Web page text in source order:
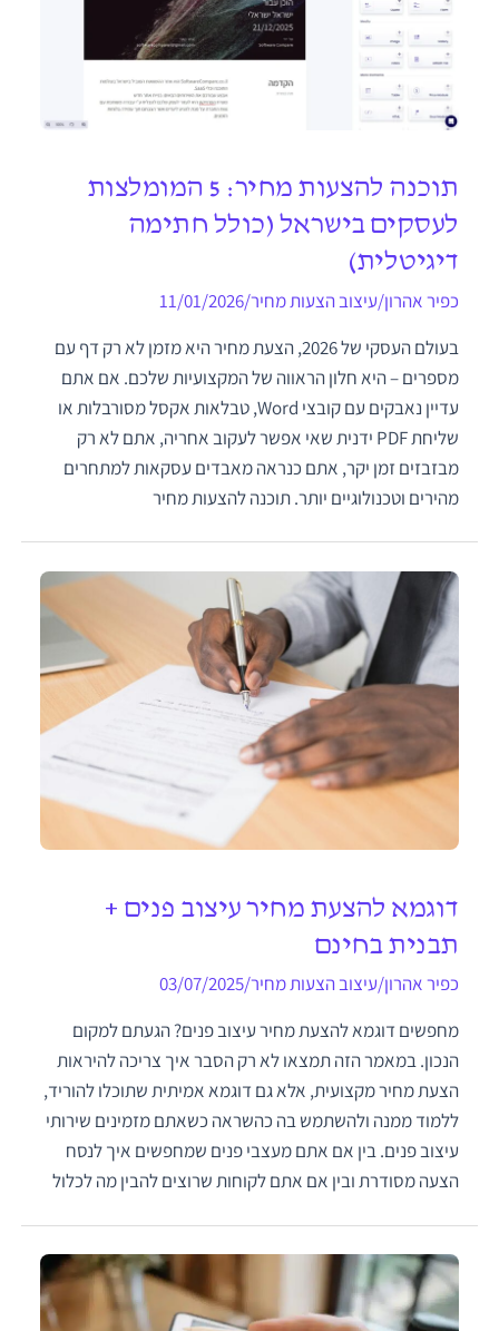
תוכנה להצעות מחיר: 5 המומלצות
לעסקים בישראל (כולל חתימה
דיגיטלית)
כפיר אהרון/עיצוב הצעות מחיר/
11/01/2026
בעולם העסקי של 2026, הצעת מחיר היא מזמן לא רק דף עם
מספרים – היא חלון הראווה של המקצועיות שלכם. אם אתם
עדיין נאבקים עם קובצי Word, טבלאות אקסל מסורבלות או
שליחת PDF ידנית שאי אפשר לעקוב אחריה, אתם לא רק
מבזבזים זמן יקר, אתם כנראה מאבדים עסקאות למתחרים
מהירים וטכנולוגיים יותר. תוכנה להצעות מחיר
דוגמא להצעת מחיר עיצוב פנים +
תבנית בחינם
כפיר אהרון/עיצוב הצעות מחיר/
03/07/2025
מחפשים דוגמא להצעת מחיר עיצוב פנים? הגעתם למקום
הנכון. במאמר הזה תמצאו לא רק הסבר איך צריכה להיראות
הצעת מחיר מקצועית, אלא גם דוגמא אמיתית שתוכלו להוריד,
ללמוד ממנה ולהשתמש בה כהשראה כשאתם מזמינים שירותי
עיצוב פנים. בין אם אתם מעצבי פנים שמחפשים איך לנסח
הצעה מסודרת ובין אם אתם לקוחות שרוצים להבין מה לכלול